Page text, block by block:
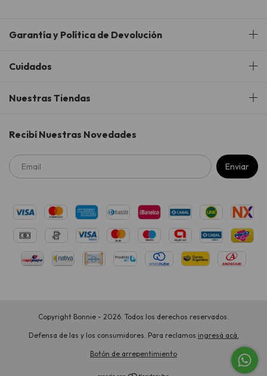
Garantía y Política de Devolución
Cuidados
Nuestras Tiendas
Recibí Nuestras Novedades
Copyright Bonnie - 2026. Todos los derechos reservados.
Defensa de las y los consumidores. Para reclamos ingresá acá.
Botón de arrepentimiento